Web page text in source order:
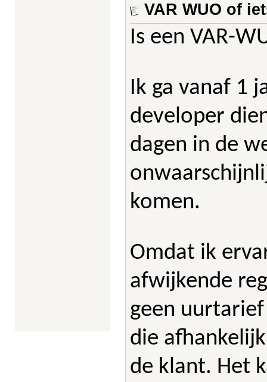
VAR WUO of
Is een VAR-
Ik ga vanaf 1
developer
dagen in de
komen.
Omdat ik
afwijkende
geen
die
de klant. Het